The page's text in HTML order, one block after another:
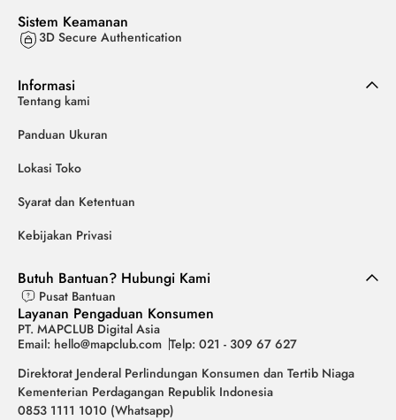
Sistem Keamanan
3D Secure Authentication
Informasi
Tentang kami
Panduan Ukuran
Lokasi Toko
Syarat dan Ketentuan
Kebijakan Privasi
Butuh Bantuan? Hubungi Kami
Pusat Bantuan
Layanan Pengaduan Konsumen
PT. MAPCLUB Digital Asia
Email: hello@mapclub.com Telp: 021 - 309 67 627
Direktorat Jenderal Perlindungan Konsumen dan Tertib Niaga
Kementerian Perdagangan Republik Indonesia
0853 1111 1010 (Whatsapp)